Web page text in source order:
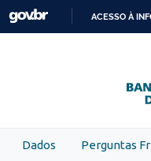
Skip to main content
ACESSO À
Dados Perguntas